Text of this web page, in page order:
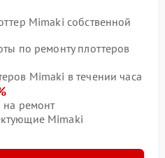
Mimaki собственной
по ремонту плоттеров
Mimaki в течении часа
на ремонт
Mimaki